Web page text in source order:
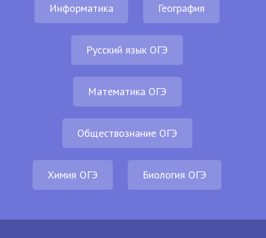
Информатика География
Русский язык ОГЭ
Математика ОГЭ
Обществознание ОГЭ
Химия ОГЭ Биология ОГЭ